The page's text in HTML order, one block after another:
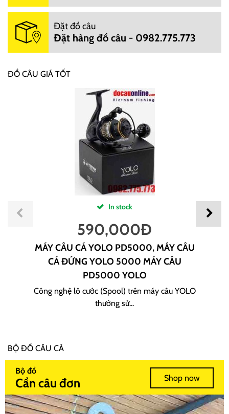
Đặt đồ câu
Đặt hàng đồ câu - 0982.775.773
ĐỒ CÂU GIÁ TỐT
In stock
590,000Đ
MÁY CÂU CÁ YOLO PD5000, MÁY CÂU
CÁ ĐỨNG YOLO 5000 MÁY CÂU
PD5000 YOLO
Công nghệ lô cước (Spool) trên máy câu YOLO
thường sử...
BỘ ĐỒ CÂU CÁ
Bộ đồ
Cần câu đơn Shop now